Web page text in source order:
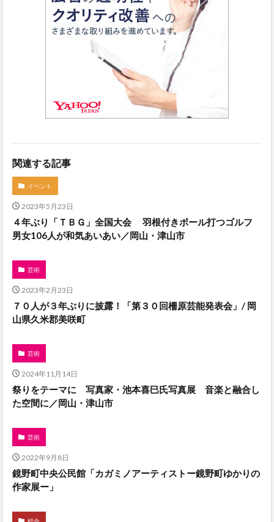
関連する記事
イベント
2023年5月23日
４年ぶり「ＴＢＧ」全国大会 羽根付きボール打つゴルフ
男女106人が和気あいあい／岡山・津山市
芸術
2023年2月23日
７０人が３年ぶりに披露！「第３０回柵原芸能発表会」/ 岡
山県久米郡美咲町
芸術
2024年11月14日
祭りをテーマに 写真家・池本喜巳氏写真展 音楽と融合し
た空間に／岡山・津山市
芸術
2022年9月8日
鏡野町中央公民館「カガミノアーティストー鏡野町ゆかりの
作家展ー」